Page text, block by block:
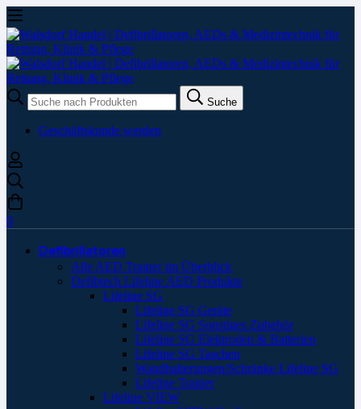
Suche
nach:
Suche
Geschäftskunde werden
0
Defibrillatoren
Alle AED Trainer im Überblick
Defibtech Lifeline AED Produkte
Lifeline SG
Lifeline SG Geräte
Lifeline SG Sonstiges Zubehör
Lifeline SG Elektroden & Batterien
Lifeline SG Taschen
Wandhalterungen/Schränke Lifeline SG
Lifeline Trainer
Lifeline VIEW